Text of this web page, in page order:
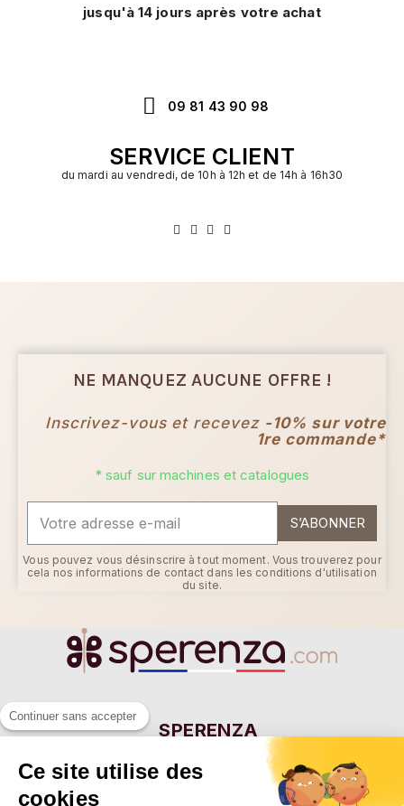
jusqu'à 14 jours après votre achat
09 81 43 90 98
SERVICE CLIENT
du mardi au vendredi, de 10h à 12h et de 14h à 16h30
NE MANQUEZ AUCUNE OFFRE !
Inscrivez-vous et recevez -10% sur votre
1re commande*
* sauf sur machines et catalogues
S’ABONNER
Vous pouvez vous désinscrire à tout moment. Vous trouverez pour
cela nos informations de contact dans les conditions d'utilisation
du site.
SPERENZA
55 Allée Eugène Ducretet
26000 VALENCE - FRANCE
Continuer sans accepter
Ce site utilise des
cookies